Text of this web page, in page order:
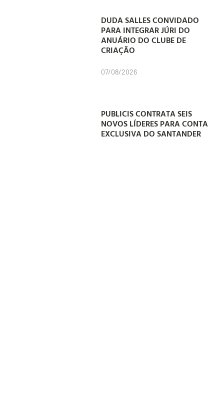
DUDA SALLES CONVIDADO
PARA INTEGRAR JÚRI DO
ANUÁRIO DO CLUBE DE
CRIAÇÃO
07/08/2026
PUBLICIS CONTRATA SEIS
NOVOS LÍDERES PARA CONTA
EXCLUSIVA DO SANTANDER